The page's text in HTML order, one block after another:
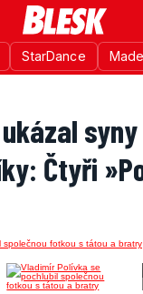
StarDance
syny
Čtyři